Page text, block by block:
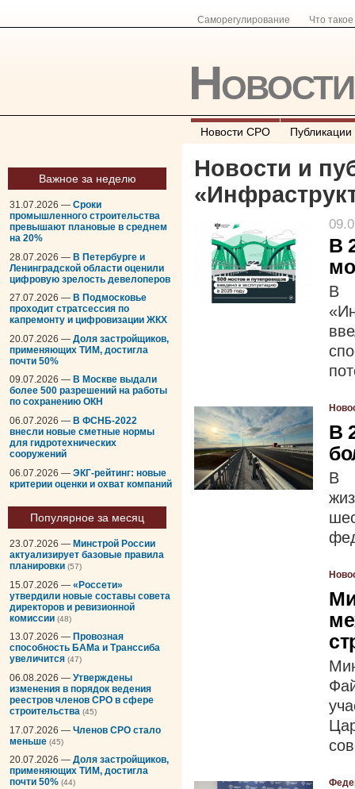
Саморегулирование Что
Новости СРО Публикации
Важное за неделю
31.07.2026 — Сроки
промышленного строительства
превышают плановые в среднем
на 20%
28.07.2026 — В Петербурге и
Ленинградской области оценили
цифровую зрелость девелоперов
27.07.2026 — В Подмосковье
проходит стратсессия по
капремонту и цифровизации ЖКХ
20.07.2026 — Доля застройщиков,
применяющих ТИМ, достигла
почти 50%
09.07.2026 — В Москве выдали
более 500 разрешений на работы
по сохранению ОКН
06.07.2026 — В ФСНБ-2022
внесли новые сметные нормы
для гидротехнических
сооружений
06.07.2026 — ЭКГ-рейтинг: новые
критерии оценки и охват компаний
Популярное за месяц
23.07.2026 — Минстрой России
актуализирует базовые правила
планировки (57)
15.07.2026 — «Россети»
утвердили новые составы совета
директоров и ревизионной
комиссии (48)
13.07.2026 — Провозная
способность БАМа и Транссиба
увеличится (47)
06.08.2026 — Утверждены
изменения в порядок ведения
реестров членов СРО в сфере
строительства (45)
17.07.2026 — Членов СРО стало
меньше (45)
20.07.2026 — Доля застройщиков,
применяющих ТИМ, достигла
почти 50% (44)
Новости и
«
В
В
В
В